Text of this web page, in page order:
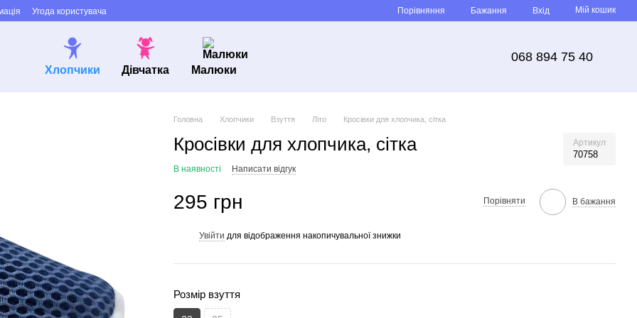
Угода користувача Порівняння Бажання Вхід Мій кошик
Хлопчики Дівчатка Малюки
068 894 75 40
Головна Хлопчики Взуття Літо Кросівки для хлопчика, сітка
Кросівки для хлопчика, сітка Артикул
70758
В наявності Написати відгук
295 грн Порівняти В бажання
Увійти для відображення накопичувальної знижки
Розмір взуття